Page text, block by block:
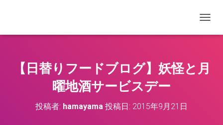
【日替りフードブログ】妖怪と月
曜地酒サービスデー
投稿者: hamayama 投稿日: 2015年9月21日